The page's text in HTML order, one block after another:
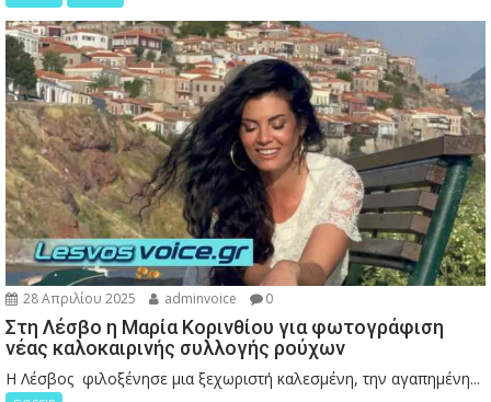
28 Απριλίου 2025 adminvoice 0
Στη Λέσβο η Μαρία Κορινθίου για φωτογράφιση
νέας καλοκαιρινής συλλογής ρούχων
Η Λέσβος φιλοξένησε μια ξεχωριστή καλεσμένη, την αγαπημένη...